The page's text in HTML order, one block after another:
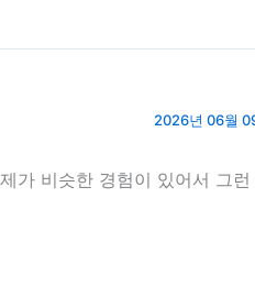
2026년 06월
가 비슷한 경험이 있어서 그